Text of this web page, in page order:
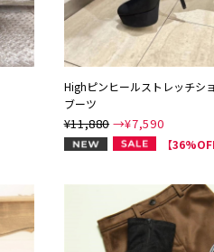
Highピンヒールストレッチシ
ブーツ
¥11,880 →¥7,590
NEW 【